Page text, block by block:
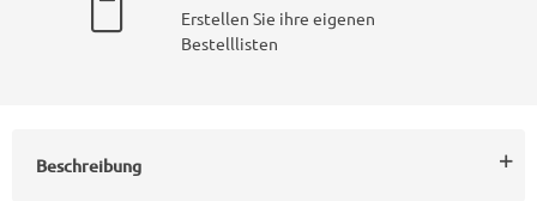
Erstellen Sie ihre eigenen
Bestelllisten
Beschreibung